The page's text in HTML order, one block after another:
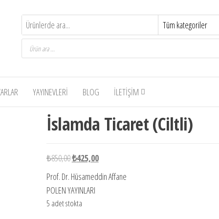
Products
search
YAYINEVLERI BLOG İLETIŞIM
İslamda Ticaret (Ciltli)
₺850,00Orijinal
fiyat:
₺850,00.
₺425,00Şu
andaki
Prof. Dr. Hüsameddin Affane
POLEN YAYINLARI
5 adet stokta